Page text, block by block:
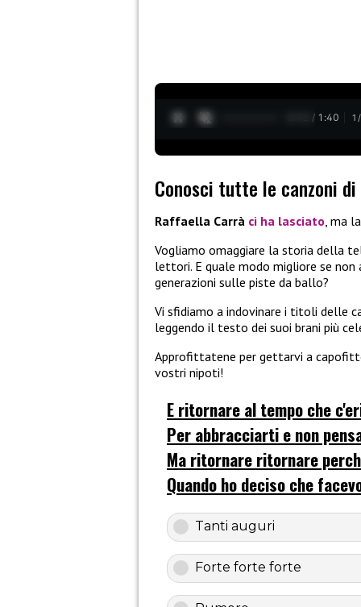
0:13 / 1:40 1 /
Conosci tutte le canzoni
Raffaella Carrà ci ha lasciato, ma
Vogliamo omaggiare la storia della
lettori. E quale modo migliore se
generazioni sulle piste da ballo?
Vi sfidiamo a indovinare i titoli delle
leggendo il testo dei suoi brani più
Approfittatene per gettarvi a
vostri nipoti!
E ritornare al tempo che
Per abbracciarti e non
Ma ritornare ritornare
Quando ho deciso che
Tanti auguri
Forte forte forte